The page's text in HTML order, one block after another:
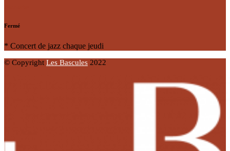
Fermé
* Concert de jazz chaque jeudi
© Copyright Les Bascules 2022